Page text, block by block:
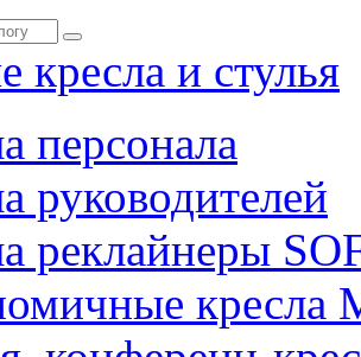
кресла и стулья
персонала
руководителей
реклайнеры